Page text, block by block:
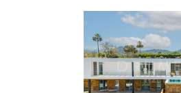
högkvalitativa